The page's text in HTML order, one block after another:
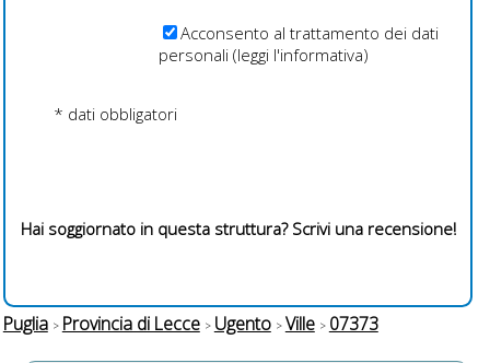
Acconsento al trattamento dei dati
personali (leggi l'informativa)
* dati obbligatori
Hai soggiornato in questa struttura? Scrivi una recensione!
Puglia Provincia di Lecce Ugento Ville 07373